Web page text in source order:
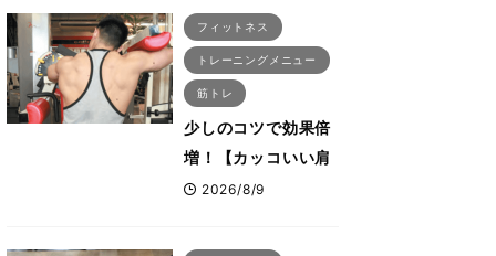
が挑戦 バーピーで
は驚異の種目2位
フィットネス
トレーニングメニュー
筋トレ
少しのコツで効果倍
増！【カッコいい肩
を作る三角筋の筋ト
世界王者が解説！
2026/8/9